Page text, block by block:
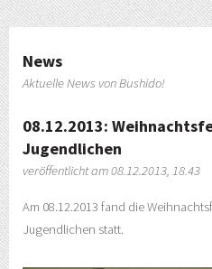
News
Aktuelle News von Bushido!
08.12.2013:
Jugendlichen
veröffentlicht am 08.12.2013, 18.43
Am 08.12.2013 fand die
Jugendlichen statt.